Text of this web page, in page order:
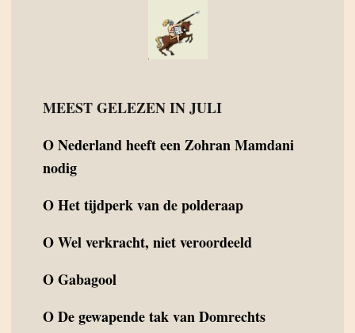
MEEST GELEZEN IN JULI
ONederland heeft een Zohran Mamdani
nodig
OHet tijdperk van de polderaap
OWel verkracht, niet veroordeeld
OGabagool
ODe gewapende tak van Domrechts